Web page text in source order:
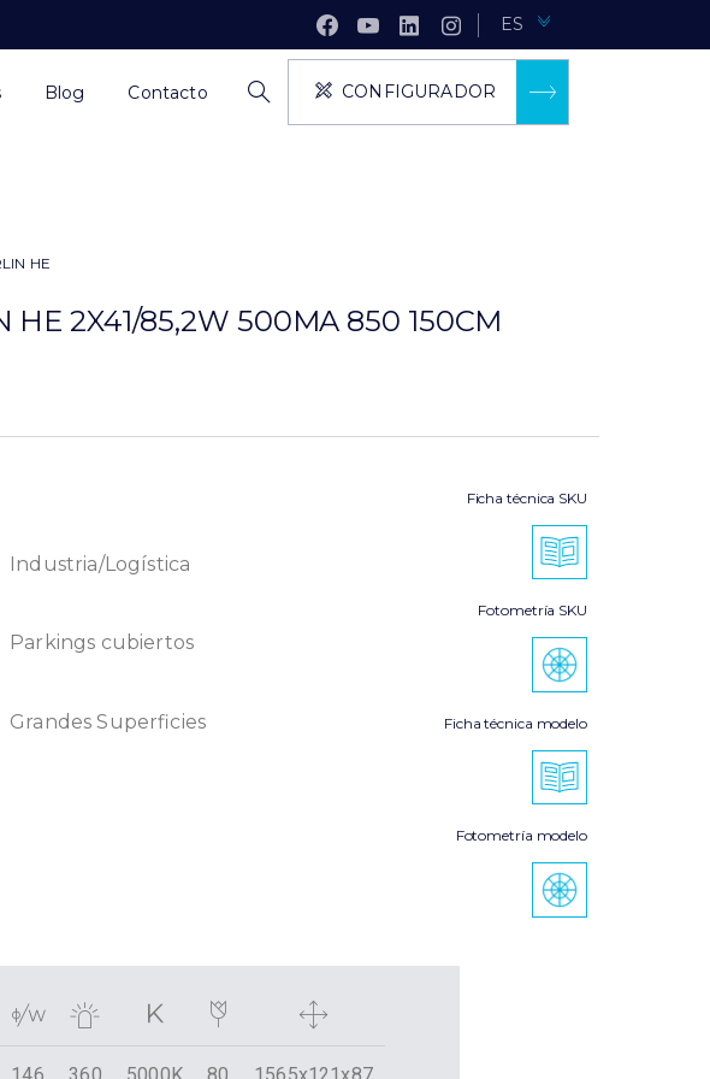
ES
Blog Contacto CONFIGURADOR
HE
HE 2X41/85,2W 500MA 850 150CM
Industria/Logística
Parkings cubiertos
Grandes Superficies
Ficha técnica SKU
Fotometría SKU
Ficha técnica modelo
Fotometría modelo